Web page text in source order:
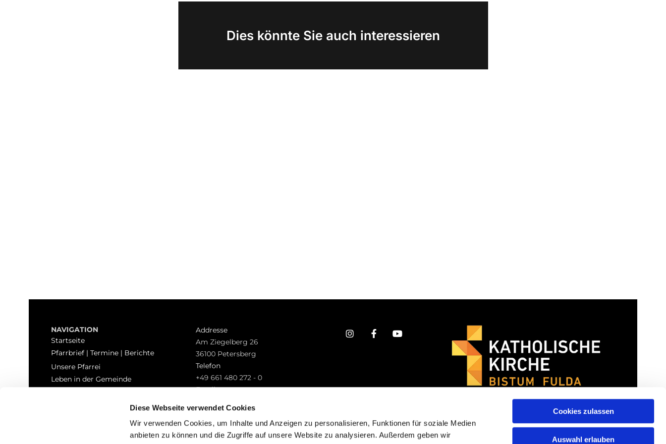
Diese Webseite verwendet Cookies
Wir verwenden Cookies, um Inhalte und Anzeigen zu personalisieren, Funktionen für soziale Medien
anbieten zu können und die Zugriffe auf unsere Website zu analysieren. Außerdem geben wir
Cookies zulassen
Auswahl erlauben
Dies könnte Sie auch interessieren
NAVIGATION
Startseite
Pfarrbrief | Termine | Berichte
Unsere Pfarrei
Leben in der Gemeinde
Addresse
Am Ziegelberg 26
36100 Petersberg
Telefon
+49 661 480 272 - 0
Email